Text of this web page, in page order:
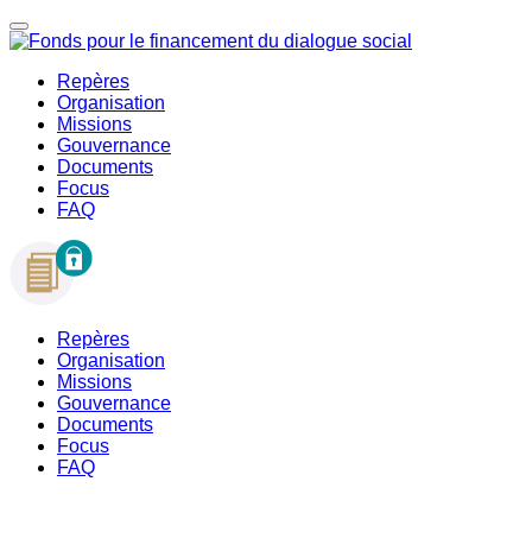
Repères
Organisation
Missions
Gouvernance
Documents
Focus
FAQ
Repères
Organisation
Missions
Gouvernance
Documents
Focus
FAQ